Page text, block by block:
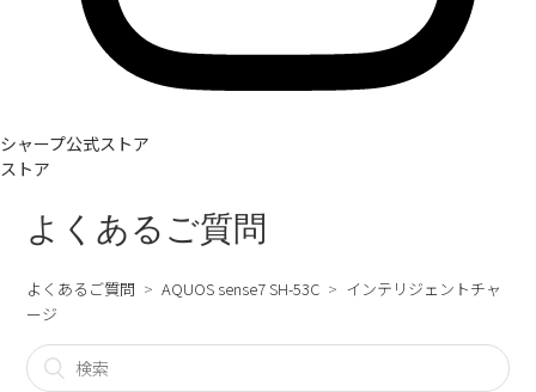
シャープ公式ストア
ストア
よくあるご質問
よくあるご質問 AQUOS sense7 SH-53C
インテリジェントチャ
ージ